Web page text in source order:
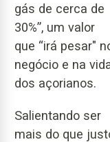
gás de cerca de
30%”, um valor
que “irá pesar"
negócio e na
dos açorianos.
Salientando ser
mais do que